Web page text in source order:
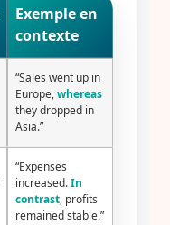
Exemple en
contexte
“Sales went up in
Europe,whereas
they dropped in
Asia.”
“Expenses
increased.In
contrast, profits
remained stable.”